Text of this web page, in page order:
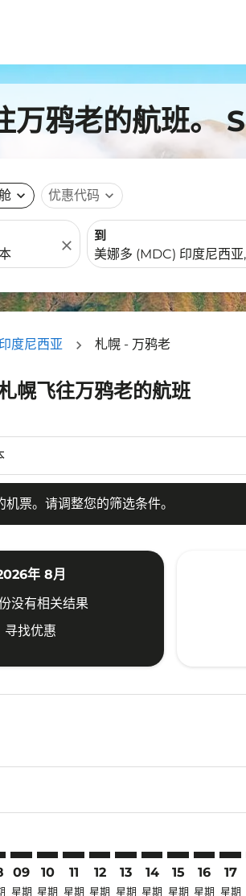
万鸦老的航班。
expand_more 优惠代码 expand_more
close
到
度尼西亚 札幌 - 万鸦老
幌飞往万鸦老的航班
票。请调整您的筛选条件。
票。请调整您的筛选条件。
年 8月
没有相关结果
寻找优惠
09
星期
10
星期
11
星期
12
星期
13
星期
14
星期
15
星期
16
星期
17
星期